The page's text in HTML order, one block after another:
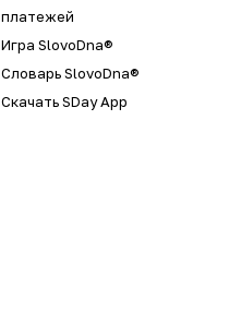
платежей
Игра SlovoDna®
Словарь SlovoDna®
Скачать SDay App